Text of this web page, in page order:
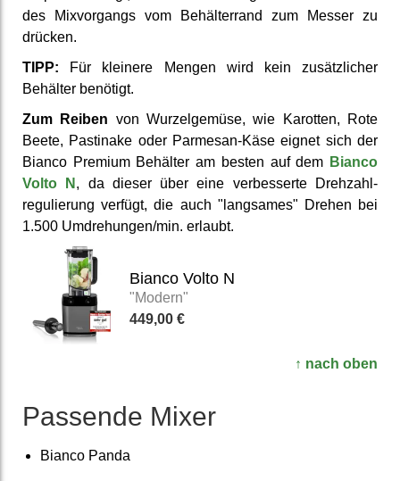
des Mix­vorgangs vom Behälter­rand zum Messer zu
drücken.
TIPP: Für kleinere Mengen wird kein zusätz­licher
Behälter benötigt.
Zum Reiben von Wurzel­gemüse, wie Karotten, Rote
Beete, Pastinake oder Parmesan-Käse eignet sich der
Bianco Premium Behälter am besten auf dem Bianco
Volto N , da dieser über eine ver­besserte Drehzahl­
regulierung verfügt, die auch "langsames" Drehen bei
1.500 Um­drehungen/min. erlaubt.
Bianco Volto N
"Modern"
449,00 €
↑ nach oben
Passende Mixer
Bianco Panda